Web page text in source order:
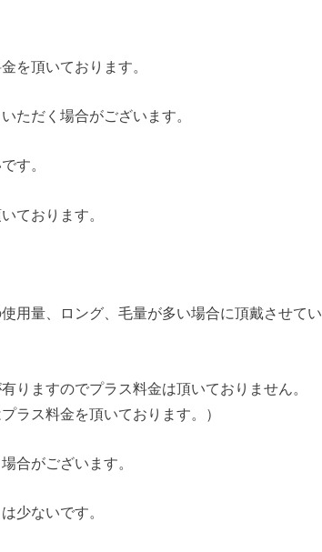
を頂いております。
ただく場合がございます。
す。
ております。
用量、ロング、毛量が多い場合に頂戴させてい
りますのでプラス料金は頂いておりません。
ラス料金を頂いております。）
合がございます。
少ないです。